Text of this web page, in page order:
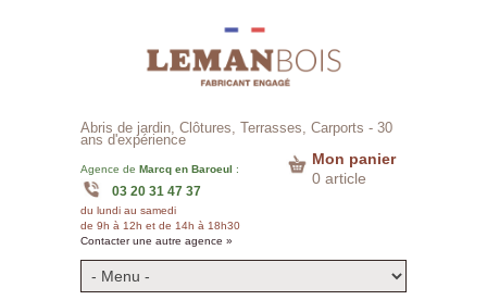
Abris de jardin, Clôtures, Terrasses, Carports - 30
ans d'expérience
Agence de Marcq en Baroeul :
03 20 31 47 37
Contacter une autre agence »
du lundi au samedi
de 9h à 12h et de 14h à 18h30
Mon panier
0 article